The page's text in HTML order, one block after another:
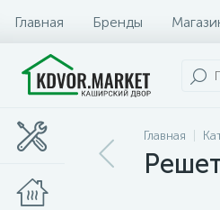
Главная Бренды
Главная